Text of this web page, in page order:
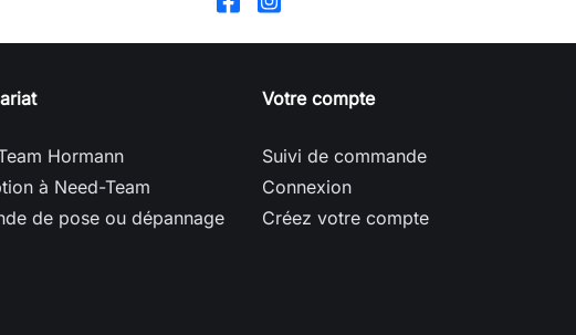
Hormann
à Need-Team
de pose ou dépannage
Votre compte
Suivi de commande
Connexion
Créez votre compte